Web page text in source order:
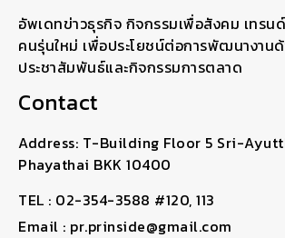
อัพเดทข่าวธุรกิจ กิจกรรมเพื่อสังคม เทรน
คนรุ่นใหม่ เพื่อประโยชน์ต่อการพัฒนางาน
ประชาสัมพันธ์และกิจกรรมการตลาด
Contact
Address: T-Building Floor 5 Sri-
Phayathai BKK 10400
TEL : 02-354-3588 #120, 113
Email : pr.prinside@gmail.com